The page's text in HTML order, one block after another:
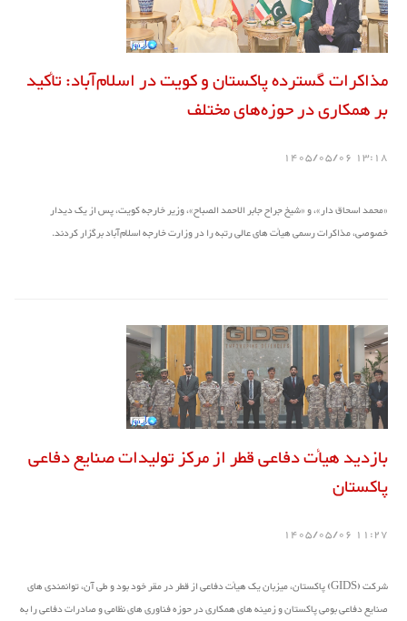
مذاکرات گسترده پاکستان و کویت در اسلام‌آباد: تأکید
بر همکاری در حوزه‌های مختلف
13:18 1405/05/06
«محمد اسحاق دار»، و «شیخ جراح جابر الاحمد الصباح»، وزیر خارجه کویت، پس از یک دیدار
خصوصی، مذاکرات رسمی هیأت های عالی رتبه را در وزارت خارجه اسلام‌آباد برگزار کردند.
بازدید هیأت دفاعی قطر از مرکز تولیدات صنایع دفاعی
پاکستان
11:27 1405/05/06
شرکت (GIDS) پاکستان، میزبان یک هیأت دفاعی از قطر در مقر خود بود و طی آن، توانمندی های
صنایع دفاعی بومی پاکستان و زمینه های همکاری در حوزه فناوری های نظامی و صادرات دفاعی را به